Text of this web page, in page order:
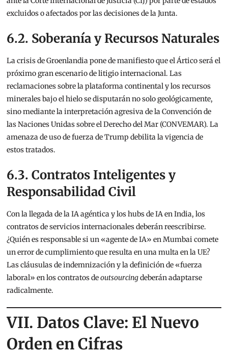
excluidos o afectados por las decisiones de la Junta.
6.2. Soberanía y Recursos Naturales
La crisis de Groenlandia pone de manifiesto que el Ártico será el
próximo gran escenario de litigio internacional. Las
reclamaciones sobre la plataforma continental y los recursos
minerales bajo el hielo se disputarán no solo geológicamente,
sino mediante la interpretación agresiva de la Convención de
las Naciones Unidas sobre el Derecho del Mar (CONVEMAR). La
amenaza de uso de fuerza de Trump debilita la vigencia de
estos tratados.
6.3. Contratos Inteligentes y
Responsabilidad Civil
Con la llegada de la IA agéntica y los hubs de IA en India, los
contratos de servicios internacionales deberán reescribirse.
¿Quién es responsable si un «agente de IA» en Mumbai comete
un error de cumplimiento que resulta en una multa en la UE?
Las cláusulas de indemnización y la definición de «fuerza
laboral» en los contratos deoutsourcingdeberán adaptarse
radicalmente.
VII. Datos Clave: El Nuevo
Orden en Cifras